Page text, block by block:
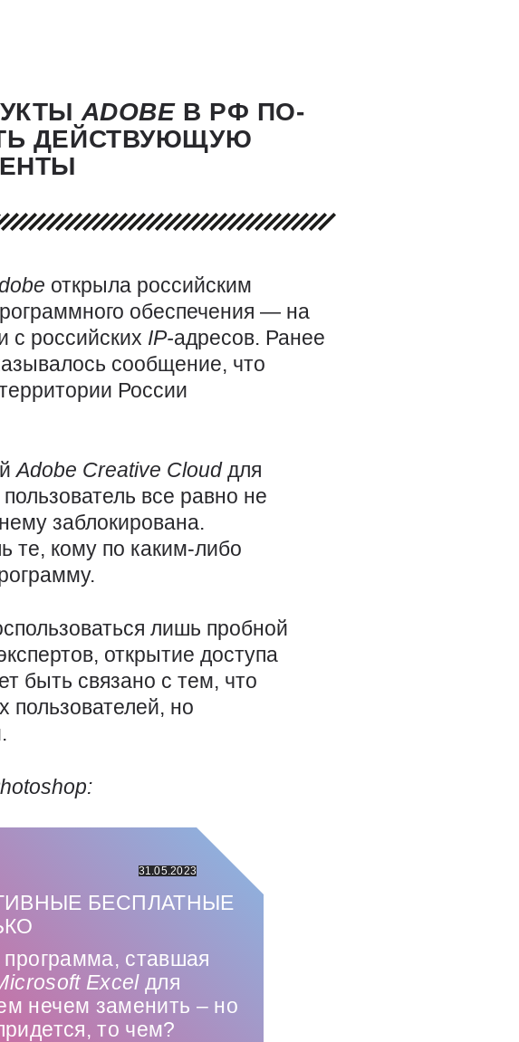
ADOBE В РФ ПО-
ДЕЙСТВУЮЩУЮ
открыла российским
обеспечения — на
с российских IP-адресов. Ранее
сообщение, что
России
Adobe Creative Cloudдля
все равно не
заблокирована.
те, кому по каким-либо
лишь пробной
открытие доступа
быть связано с тем, что
пользователей, но
:
31.05.2023
БЕСПЛАТНЫЕ
программа, ставшая
Excel для
нечем заменить – но
то чем?